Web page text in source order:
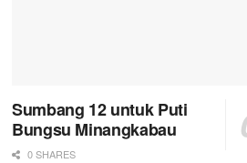
Sumbang 12 untuk Puti
Bungsu Minangkabau
0 SHARES